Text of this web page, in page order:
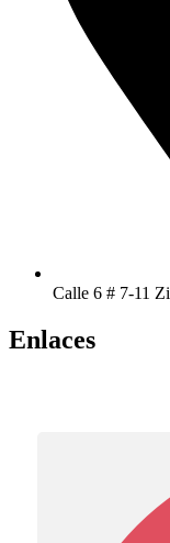
Calle 6 # 7-11
Enlaces